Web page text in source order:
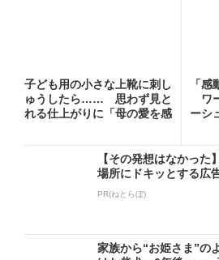
子ども用の小さな上靴に刺し
ゅうしたら…… 思わず見と
れる仕上がりに「母の愛を感
「
ワ
ーシ
【その発想はなかった
場所にドキッとする広
PR(ねとらぼ)
家族から“お姫さま”の